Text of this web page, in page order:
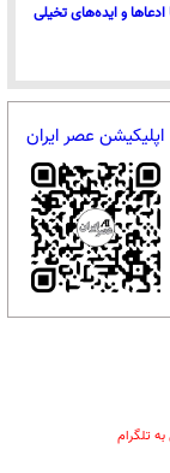
و ایده‌های تخیلی
اپلیکیشن عصر ایران
به تلگرام